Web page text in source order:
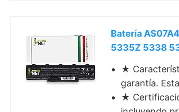
Batería
5335Z 5338
★
garantía.
★